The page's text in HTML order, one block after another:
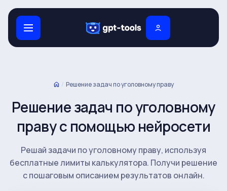
/ Решение задач по уголовному праву
Решение задач по уголовному
праву с помощью нейросети
Решай задачи по уголовному праву, используя
бесплатные лимиты калькулятора. Получи решение
с пошаговым описанием результатов онлайн.